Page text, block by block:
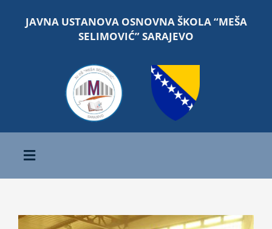
JAVNA USTANOVA OSNOVNA ŠKOLA “MEŠA
SELIMOVIĆ” SARAJEVO
Toggle
Navigation
View